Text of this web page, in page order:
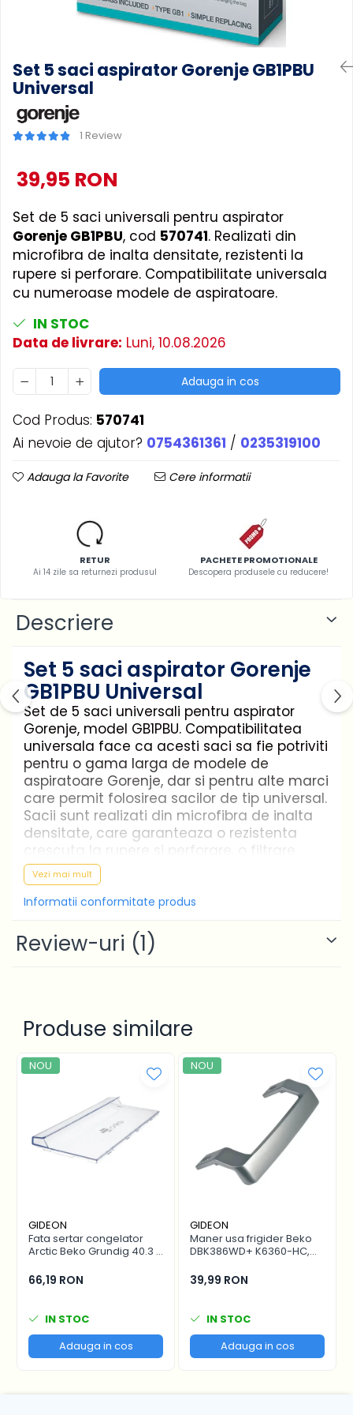
Accesorii Piese Masini Spalat
Accesorii Electrocasnice Mici
Filtre Purificatoare Aer
Accesorii Piese Aer Conditionat
Set 5 saci aspirator Gorenje GB1PBU
Universal
1 Review
39,95 RON
Set de 5 saci universali pentru aspirator
Gorenje GB1PBU, cod 570741. Realizati din
microfibra de inalta densitate, rezistenti la
rupere si perforare. Compatibilitate universala
cu numeroase modele de aspiratoare.
IN STOC
Data de livrare: Luni, 10.08.2026
Adauga in cos
Cod Produs: 570741
Ai nevoie de ajutor? 0754361361 / 0235319100
Adauga la Favorite Cere informatii
RETUR
Ai 14 zile sa returnezi produsul
PACHETE PROMOTIONALE
Descopera produsele cu reducere!
Descriere
Set 5 saci aspirator Gorenje
GB1PBU Universal
Set de 5 saci universali pentru aspirator
Gorenje, model GB1PBU. Compatibilitatea
universala face ca acesti saci sa fie potriviti
pentru o gama larga de modele de
aspiratoare Gorenje, dar si pentru alte marci
care permit folosirea sacilor de tip universal.
Sacii sunt realizati din microfibra de inalta
densitate, care garanteaza o rezistenta
crescuta la rupere si perforare, o filtrare
eficienta a prafului fin si o capacitate buna
de colectare.
Caracteristici
Set de 5 saci pentru aspirator
perforare
Filtrare eficienta a prafului fin
Compatibilitate universala cu
numeroase modele Gorenje si alte
Detalii produs
Tip: Saci universali aspirator
Cod produs:
GB1PBU, 570741
Vezi mai mult
Informatii conformitate produs
Review-uri (1)
Produse similare
NOU
GIDEON
Fata sertar congelator
Arctic Beko Grundig 40.3 x
C00911422
66,19 RON
IN STOC
Adauga in cos
NOU
GIDEON
Maner usa frigider Beko
DBK386WD+ K6360-HC,
cm
39,99 RON
IN STOC
Adauga in cos